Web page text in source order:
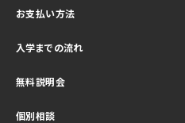
お支払い方法
入学までの流れ
無料説明会
個別相談